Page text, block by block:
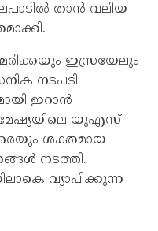
താൻ വലിയ
ഇസ്രയേലും
നടപടി
ഇറാൻ
യുഎസ്
ശക്തമായ
നടത്തി.
വ്യാപിക്കുന്ന